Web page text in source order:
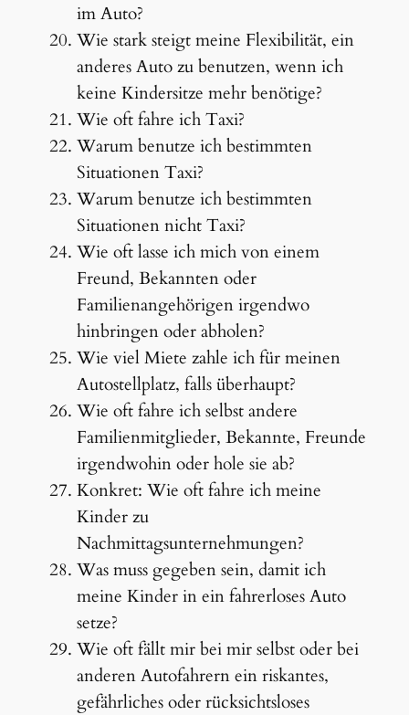
im Auto?
Wie stark steigt meine Flexibilität, ein
anderes Auto zu benutzen, wenn ich
keine Kindersitze mehr benötige?
Wie oft fahre ich Taxi?
Warum benutze ich bestimmten
Situationen Taxi?
Warum benutze ich bestimmten
Situationen nicht Taxi?
Wie oft lasse ich mich von einem
Freund, Bekannten oder
Familienangehörigen irgendwo
hinbringen oder abholen?
Wie viel Miete zahle ich für meinen
Autostellplatz, falls überhaupt?
Wie oft fahre ich selbst andere
Familienmitglieder, Bekannte, Freunde
irgendwohin oder hole sie ab?
Konkret: Wie oft fahre ich meine
Kinder zu
Nachmittagsunternehmungen?
Was muss gegeben sein, damit ich
meine Kinder in ein fahrerloses Auto
setze?
Wie oft fällt mir bei mir selbst oder bei
anderen Autofahrern ein riskantes,
gefährliches oder rücksichtsloses